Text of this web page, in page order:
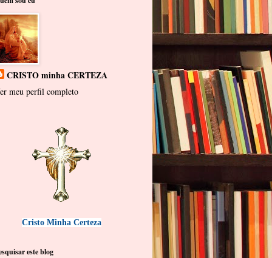
CRISTO minha CERTEZA
meu perfil completo
Cristo Minha Certeza
este blog